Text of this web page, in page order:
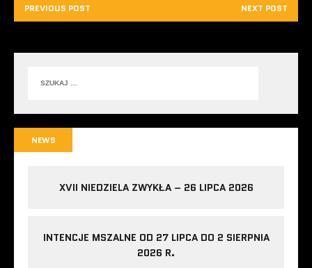
PREVIOUS POST NEXT POST
NEWS
XVII NIEDZIELA ZWYKŁA – 26 LIPCA 2026
INTENCJE MSZALNE OD 27 LIPCA DO 2 SIERPNIA
2026 R.